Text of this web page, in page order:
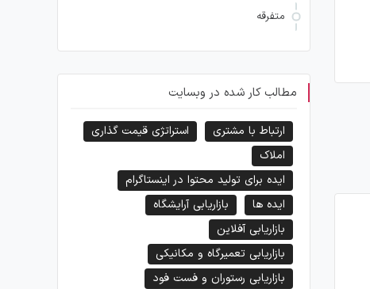
متفرقه
مطالب کار شده در وبسایت
ارتباط با مشتری
استراتژی قیمت گذاری
املاک
ایده برای تولید محتوا در اینستاگرام
ایده ها
بازاریابی آرایشگاه
بازاریابی آفلاین
بازاریابی تعمیرگاه و مکانیکی
بازاریابی رستوران و فست فود